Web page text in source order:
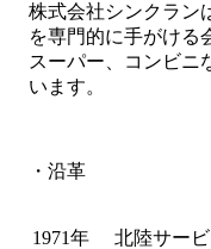
株式会社シンクラン
を専門的に手がける
スーパー、コンビニ
います。
・沿革
1971年 北陸サー